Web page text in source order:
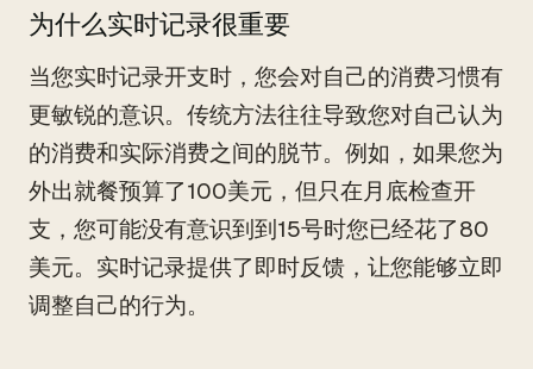
为什么实时记录很重要
当您实时记录开支时，您会对自己的消费习惯有
更敏锐的意识。传统方法往往导致您对自己认为
的消费和实际消费之间的脱节。例如，如果您为
外出就餐预算了100美元，但只在月底检查开
支，您可能没有意识到到15号时您已经花了80
美元。实时记录提供了即时反馈，让您能够立即
调整自己的行为。